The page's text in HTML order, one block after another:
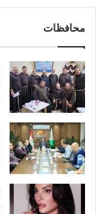
محافظات